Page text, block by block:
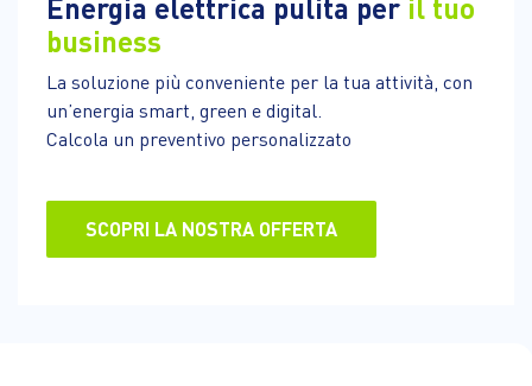
Energia elettrica pulita per il tuo
business
La soluzione più conveniente per la tua attività, con
un’energia smart, green e digital.
Calcola un preventivo personalizzato
SCOPRI LA NOSTRA OFFERTA